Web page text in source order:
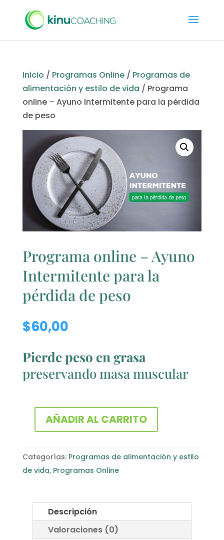
Inicio / Programas Online/ Programas de
alimentación y estilo de vida / Programa
online – Ayuno Intermitente para la pérdida
de peso
Programa online – Ayuno
Intermitente para la
pérdida de peso
$60,00
Pierde peso en grasa
preservando masa muscular
Programa
-
Ayuno
Intermitente
pérdida
AÑADIR AL CARRITO
Categorías: Programas de alimentación y estilo
de vida, Programas Online
Descripción
Valoraciones (0)